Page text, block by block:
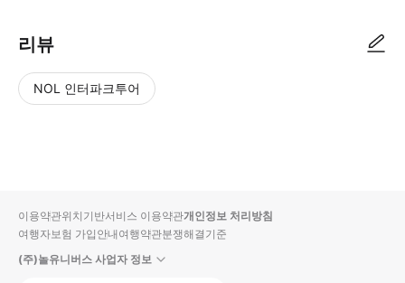
리뷰
NOL 인터파크투어
입니
다.
순
상
이용약관위치기반서비스 이용약관개인정보 처리방침
여행자보험 가입안내여행약관분쟁해결기준
(주)놀유니버스 사업자 정보